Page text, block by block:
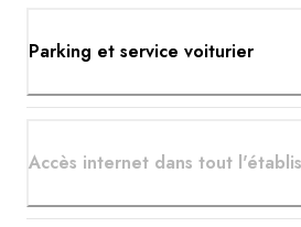
Parking et service voiturier
Accès internet dans tout